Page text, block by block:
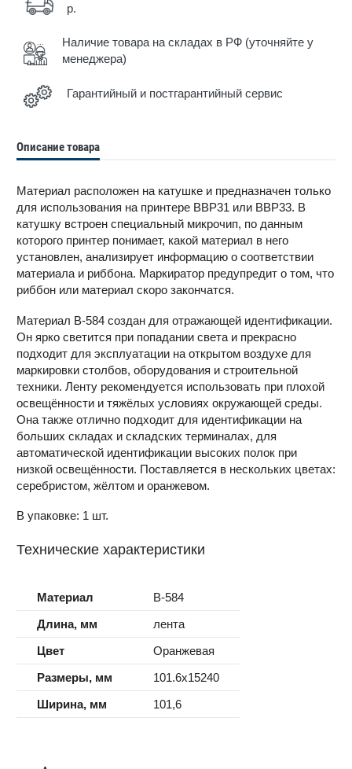
р.
Наличие товара на складах в РФ (уточняйте у
менеджера)
Гарантийный и постгарантийный сервис
Описание товара
Материал расположен на катушке и предназначен только
для использования на принтере BBP31 или BBP33. В
катушку встроен специальный микрочип, по данным
которого принтер понимает, какой материал в него
установлен, анализирует информацию о соответствии
материала и риббона. Маркиратор предупредит о том, что
риббон или материал скоро закончатся.
Материал B-584 создан для отражающей идентификации.
Он ярко светится при попадании света и прекрасно
подходит для эксплуатации на открытом воздухе для
маркировки столбов, оборудования и строительной
техники. Ленту рекомендуется использовать при плохой
освещённости и тяжёлых условиях окружающей среды.
Она также отлично подходит для идентификации на
больших складах и складских терминалах, для
автоматической идентификации высоких полок при
низкой освещённости. Поставляется в нескольких цветах:
серебристом, жёлтом и оранжевом.
В упаковке: 1 шт.
Технические характеристики
Материал
B-584
Длина, мм
лента
Цвет
Оранжевая
Размеры, мм
101.6x15240
Ширина, мм
101,6